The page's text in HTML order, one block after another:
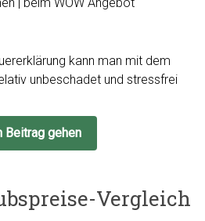
kann man mit dem
unbeschadet und stressfrei
Beitrag gehen
Vergleich